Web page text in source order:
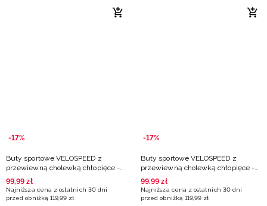
-17%
Buty sportowe VELOSPEED z
przewiewną cholewką chłopięce -
granatowe
99,99 zł
Najniższa cena z ostatnich 30 dni
przed obniżką 119,99 zł
-17%
Buty sportowe VELOSPEED z
przewiewną cholewką chłopięce -
szare
99,99 zł
Najniższa cena z ostatnich 30 dni
przed obniżką 119,99 zł